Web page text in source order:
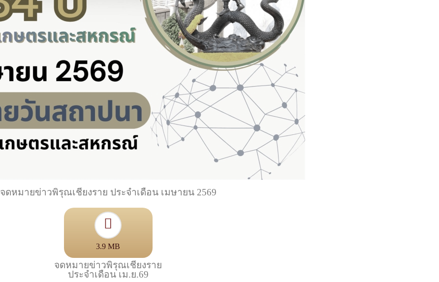
จดหมายข่าวพิรุณเชียงราย ประจำเดือน เมษายน 2569
3.9 MB
จดหมายข่าวพิรุณเชียงราย
ประจำเดือน เม.ย.69